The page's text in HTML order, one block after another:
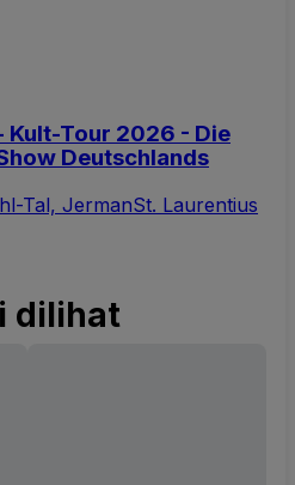
Kult-Tour 2026 - Die
Deutschlands
Tal, JermanSt. Laurentius
dilihat